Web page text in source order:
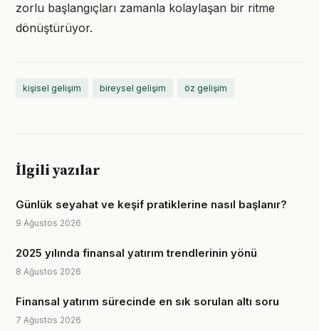
zorlu başlangıçları zamanla kolaylaşan bir ritme
dönüştürüyor.
kişisel gelişim bireysel gelişim öz gelişim
İlgili yazılar
Günlük seyahat ve keşif pratiklerine nasıl başlanır?
9 Ağustos 2026
2025 yılında finansal yatırım trendlerinin yönü
8 Ağustos 2026
Finansal yatırım sürecinde en sık sorulan altı soru
7 Ağustos 2026